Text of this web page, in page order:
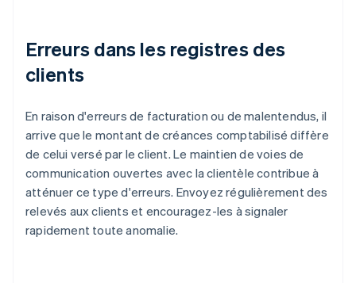
Erreurs dans les registres des
clients
En raison d'erreurs de facturation ou de malentendus, il
arrive que le montant de créances comptabilisé diffère
de celui versé par le client. Le maintien de voies de
communication ouvertes avec la clientèle contribue à
atténuer ce type d'erreurs. Envoyez régulièrement des
relevés aux clients et encouragez-les à signaler
rapidement toute anomalie.